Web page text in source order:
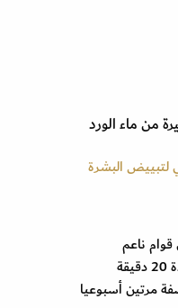
من ماء الورد
البشرة
ناعم
مرتين أسبوعيا